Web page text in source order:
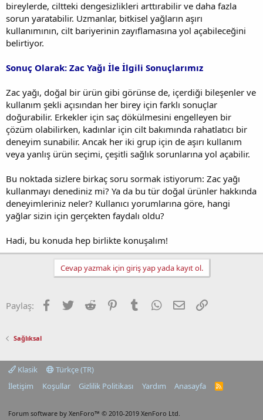
bireylerde, ciltteki dengesizlikleri arttırabilir ve daha fazla
sorun yaratabilir. Uzmanlar, bitkisel yağların aşırı
kullanımının, cilt bariyerinin zayıflamasına yol açabileceğini
belirtiyor.
Sonuç Olarak: Zac Yağı İle İlgili Sonuçlarımız
Zac yağı, doğal bir ürün gibi görünse de, içerdiği bileşenler ve
kullanım şekli açısından her birey için farklı sonuçlar
doğurabilir. Erkekler için saç dökülmesini engelleyen bir
çözüm olabilirken, kadınlar için cilt bakımında rahatlatıcı bir
deneyim sunabilir. Ancak her iki grup için de aşırı kullanım
veya yanlış ürün seçimi, çeşitli sağlık sorunlarına yol açabilir.
Bu noktada sizlere birkaç soru sormak istiyorum: Zac yağı
kullanmayı denediniz mi? Ya da bu tür doğal ürünler hakkında
deneyimleriniz neler? Kullanıcı yorumlarına göre, hangi
yağlar sizin için gerçekten faydalı oldu?
Hadi, bu konuda hep birlikte konuşalım!
Cevap yazmak için giriş yap yada kayıt ol.
Paylaş: Facebook
TwitterReddit PinterestTumblrWhatsApp
E-postaLink
Sağlıksal
Klasik
Türkçe (TR)
İletişim
Koşullar Gizlilik Politikası Yardım Anasayfa
R
Forum software by XenForo™ © 2010-2019 XenForo Ltd.